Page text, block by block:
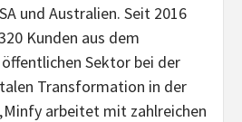
und Australien. Seit 2016
Kunden aus dem
Sektor bei der
Transformation in der
arbeitet mit zahlreichen